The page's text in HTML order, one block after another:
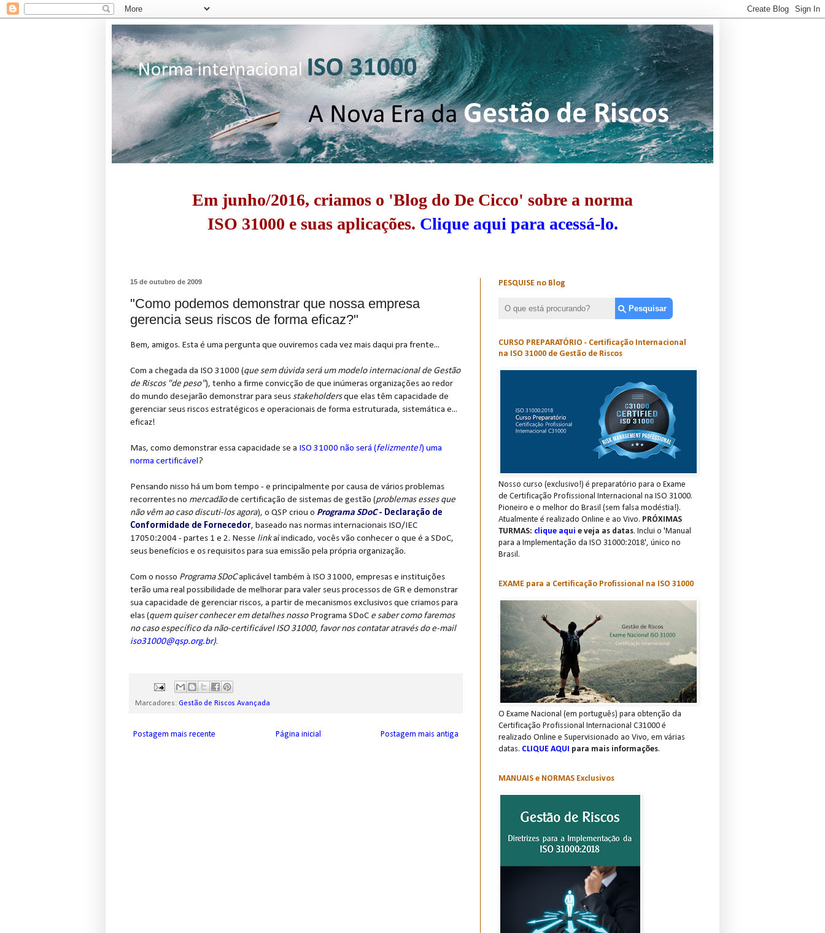
Em junho/2016, criamos o 'Blog do De Cicco' sobre a norma
ISO 31000 e suas aplicações. Clique aqui para acessá-lo.
15 de outubro de 2009
"Como podemos demonstrar que nossa empresa
gerencia seus riscos de forma eficaz?"
Bem, amigos. Esta é uma pergunta que ouviremos cada vez mais daqui pra frente...
Com a chegada da ISO 31000 (que sem dúvida será um modelo internacional de Gestão
de Riscos "de peso"), tenho a firme convicção de que inúmeras organizações ao redor
do mundo desejarão demonstrar para seusstakeholdersque elas têm capacidade de
gerenciar seus riscos estratégicos e operacionais de forma estruturada, sistemática e...
eficaz!
Mas, como demonstrar essa capacidade se a ISO 31000 não será (felizmente!) uma
norma certificável?
Pensando nisso há um bom tempo - e principalmente por causa de vários problemas
recorrentes no mercadãode certificação de sistemas de gestão (problemas esses que
não vêm ao caso discuti-los agora), o QSP criou o Programa SDoC- Declaração de
Conformidade de Fornecedor, baseado nas normas internacionais ISO/IEC
17050:2004 - partes 1 e 2. Nesse linkaí indicado, vocês vão conhecer o que é a SDoC,
seus benefícios e os requisitos para sua emissão pela própria organização.
Com o nosso Programa SDoCaplicável também à ISO 31000, empresas e instituições
terão uma real possibilidade de melhorar para valer seus processos de GR e demonstrar
sua capacidade de gerenciar riscos, a partir de mecanismos exclusivos que criamos para
elas (quem quiser conhecer em detalhes nossoPrograma SDoC e saber como faremos
no caso específico da não-certificável ISO 31000, favor nos contatar através do e-mail
iso31000@qsp.org.br).
Marcadores: Gestão de Riscos Avançada
Postagem mais recente Postagem mais antiga
Página inicial
PESQUISE no Blog
CURSO PREPARATÓRIO - Certificação Internacional
na ISO 31000 de Gestão de Riscos
Nosso curso (exclusivo!) é preparatório para o Exame
de Certificação Profissional Internacional na ISO 31000.
Pioneiro e o melhor do Brasil (sem falsa modéstia!).
Atualmente é realizado Online e ao Vivo. PRÓXIMAS
TURMAS: clique aqui e veja as datas. Inclui o 'Manual
para a Implementação da ISO 31000:2018', único no
Brasil.
EXAME para a Certificação Profissional na ISO 31000
O Exame Nacional (em português) para obtenção da
Certificação Profissional Internacional C31000 é
realizado Online e Supervisionado ao Vivo, em várias
datas. CLIQUE AQUI para mais informações.
MANUAIS e NORMAS Exclusivos